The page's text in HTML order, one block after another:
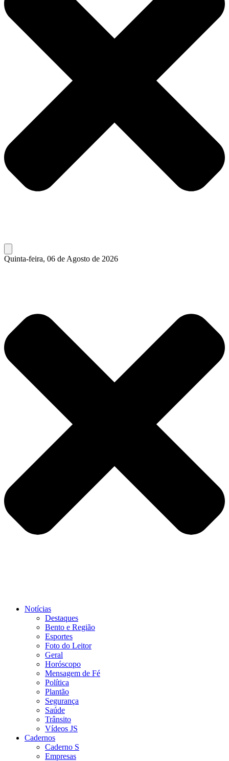
Quinta-feira, 06 de Agosto de 2026
Notícias
Destaques
Bento e Região
Esportes
Foto do Leitor
Geral
Horóscopo
Mensagem de Fé
Política
Plantão
Segurança
Saúde
Trânsito
Vídeos JS
Cadernos
Caderno S
Empresas